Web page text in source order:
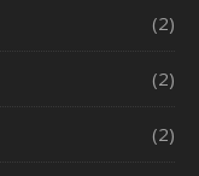
(2)
(2)
(2)